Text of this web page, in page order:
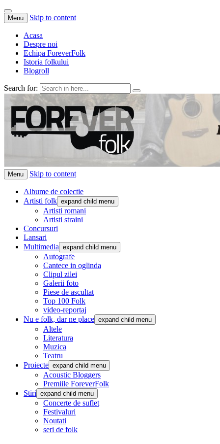
Menu Skip to content
Acasa
Despre noi
Echipa ForeverFolk
Istoria folkului
Blogroll
Search for:
ForeverFolk
Muzica sufletului tau
Menu Skip to content
Albume de colectie
Artisti folk expand child menu
Artisti romani
Artisti straini
Concursuri
Lansari
Multimedia expand child menu
Autografe
Cantece in oglinda
Clipul zilei
Galerii foto
Piese de ascultat
Top 100 Folk
video-reportaj
Nu e folk, dar ne place expand child menu
Altele
Literatura
Muzica
Teatru
Proiecte expand child menu
Acoustic Bloggers
Premiile ForeverFolk
Stiri expand child menu
Concerte de suflet
Festivaluri
Noutati
seri de folk